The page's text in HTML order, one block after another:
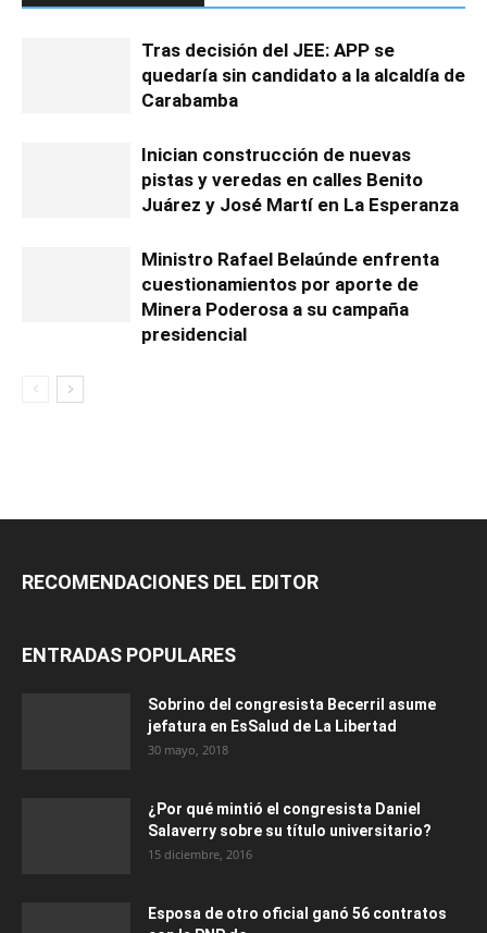
Tras decisión del JEE: APP se
quedaría sin candidato a la alcaldía de
Carabamba
Inician construcción de nuevas
pistas y veredas en calles Benito
Juárez y José Martí en La Esperanza
Ministro Rafael Belaúnde enfrenta
cuestionamientos por aporte de
Minera Poderosa a su campaña
presidencial
RECOMENDACIONES DEL EDITOR
ENTRADAS POPULARES
Sobrino del congresista Becerril asume
jefatura en EsSalud de La Libertad
30 mayo, 2018
¿Por qué mintió el congresista Daniel
Salaverry sobre su título universitario?
15 diciembre, 2016
Esposa de otro oficial ganó 56 contratos